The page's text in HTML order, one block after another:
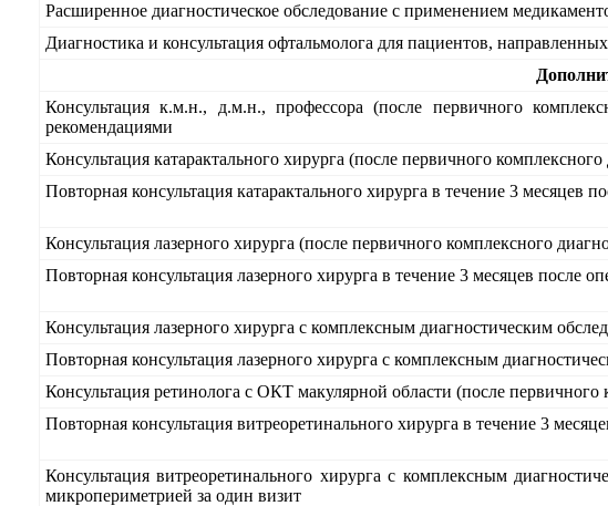
Расширенное диагностическое обследование с применением
Диагностика и консультация офтальмолога для пациентов,
Консультация к.м.н., д.м.н., профессора (после первичного
рекомендациями
Консультация катарактального хирурга (после первичного
Повторная консультация катарактального хирурга в течение 3
Консультация лазерного хирурга (после первичного комплексного
Повторная консультация лазерного хирурга в течение 3 месяцев
Консультация лазерного хирурга с комплексным диагностическим
Повторная консультация лазерного хирурга с комплексным
Консультация ретинолога с ОКТ макулярной области (после
Повторная консультация витреоретинального хирурга в течение 3
Консультация витреоретинального хирурга с комплексным
микропериметрией за один визит